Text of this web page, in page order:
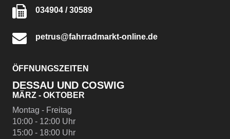
034904 / 30589
petrus@fahrradmarkt-online.de
ÖFFNUNGSZEITEN
DESSAU UND COSWIG
MÄRZ - OKTOBER
Montag - Freitag
10:00 - 12:00 Uhr
15:00 - 18:00 Uhr